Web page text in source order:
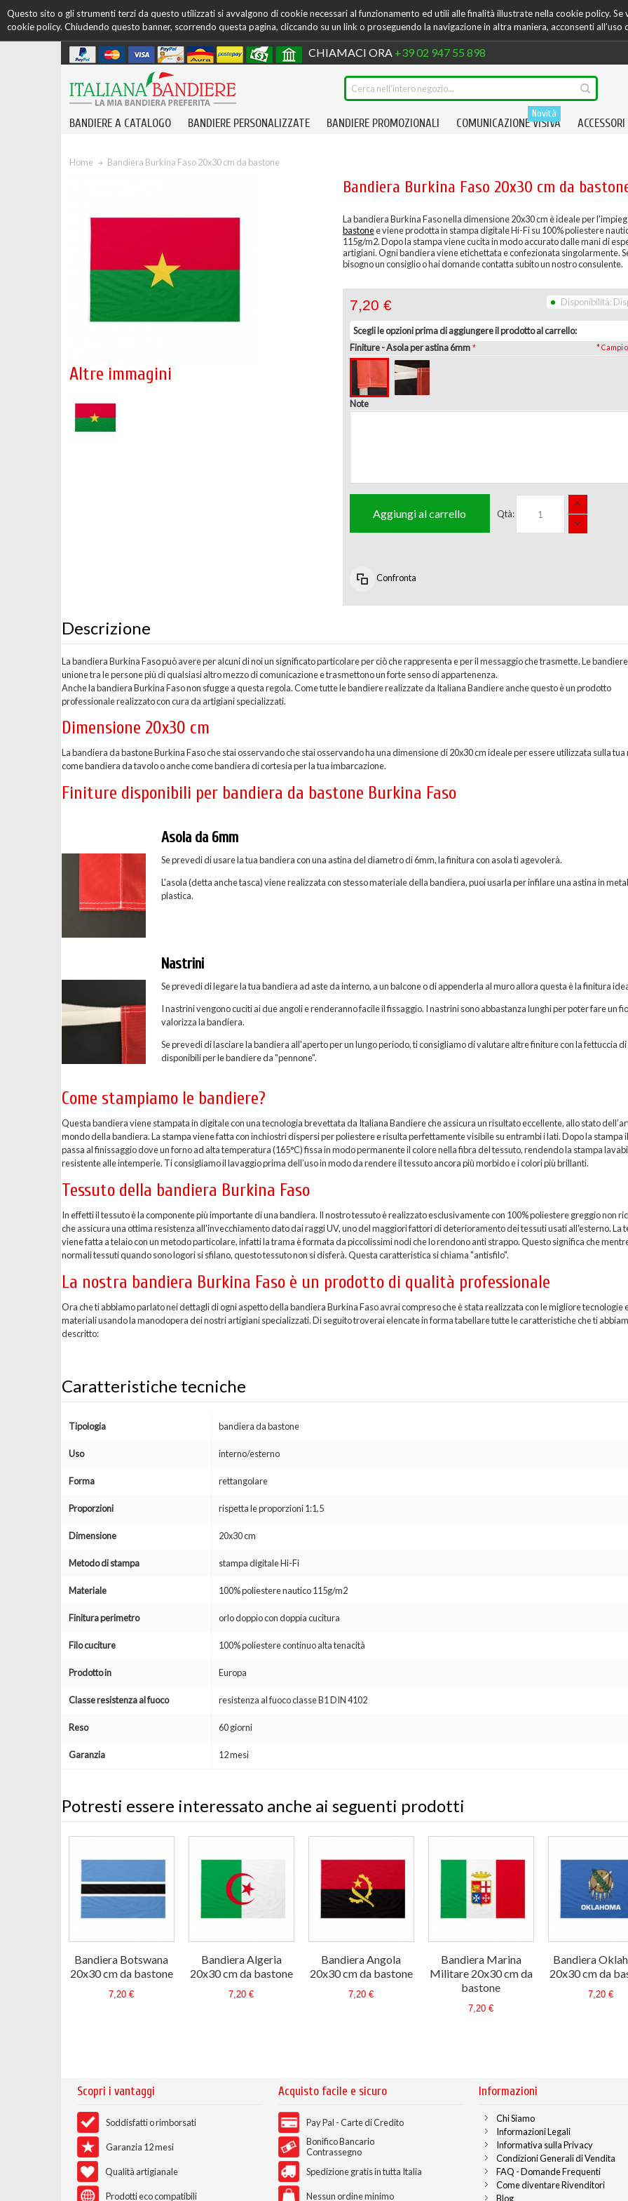
Questo sito o gli strumenti terzi da questo utilizzati si avvalgono di cookie necessari al funzionamento ed utili alle finalità illustrate nella cookie policy. Se
cookie policy. Chiudendo questo banner, scorrendo questa pagina, cliccando su un link o proseguendo la navigazione in altra maniera, acconsenti all’uso
CHIAMACI ORA +39 02 947 55 898
BANDIERE A CATALOGO BANDIERE PERSONALIZZATE BANDIERE PROMOZIONALI COMUNICAZIONE VISIVA
Novità
ACCESSORI
Home Bandiera Burkina Faso 20x30 cm da bastone
Altre immagini
Bandiera Burkina Faso 20x30 cm da
La bandiera Burkina Faso nella dimensione 20x30 cm è ideale per
bastonee viene prodotta in stampa digitale Hi-Fi su 100% poliestere
115g/m2. Dopo la stampa viene cucita in modo accurato dalle mani di
artigiani. Ogni bandiera viene etichettata e confezionata singolarmente.
bisogno un consiglio o hai domande contatta subito un nostro consulente.
Disponibilità:
7,20 €
Scegli le opzioni prima di aggiungere il prodotto al carrello:
Finiture- Asola per astina 6mm
Note
* Campi
Qtà:
Aggiungi al carrello
Confronta
Descrizione
La bandiera Burkina Faso può avere per alcuni di noi un significato particolare per ciò che rappresenta e per il messaggio che trasmette. Le
unione tra le persone più di qualsiasi altro mezzo di comunicazione e trasmettono un forte senso di appartenenza.
Anche la bandiera Burkina Faso non sfugge a questa regola. Come tutte le bandiere realizzate da Italiana Bandiere anche questo è un prodotto
professionale realizzato con cura da artigiani specializzati.
Dimensione 20x30 cm
La bandiera da bastone Burkina Faso che stai osservando che stai osservando ha una dimensione di 20x30 cm ideale per essere utilizzata sulla tua
come bandiera da tavolo o anche come bandiera di cortesia per la tua imbarcazione.
Finiture disponibili per bandiera da bastone Burkina Faso
Asola da 6mm
Se prevedi di usare la tua bandiera con una astina del diametro di 6mm, la finitura con asola ti agevolerà.
L'asola (detta anche tasca) viene realizzata con stesso materiale della bandiera, puoi usarla per infilare una astina in
plastica.
Nastrini
Se prevedi di legare la tua bandiera ad aste da interno, a un balcone o di appenderla al muro allora questa è la finitura
I nastrini vengono cuciti ai due angoli e renderanno facile il fissaggio. I nastrini sono abbastanza lunghi per poter fare un
valorizza la bandiera.
Se prevedi di lasciare la bandiera all'aperto per un lungo periodo, ti consigliamo di valutare altre finiture con la fettuccia
disponibili per le bandiere da "pennone".
Come stampiamo le bandiere?
Questa bandiera viene stampata in digitale con una tecnologia brevettata da Italiana Bandiere che assicura un risultato eccellente, allo stato
mondo della bandiera. La stampa viene fatta con inchiostri dispersi per poliestere e risulta perfettamente visibile su entrambi i lati. Dopo la stampa
passa al finissaggio dove un forno ad alta temperatura (165°C) fissa in modo permanente il colore nella fibra del tessuto, rendendo la stampa
resistente alle intemperie. Ti consigliamo il lavaggio prima dell’uso in modo da rendere il tessuto ancora più morbido e i colori più brillanti.
Tessuto della bandiera Burkina Faso
In effetti il tessuto è la componente più importante di una bandiera. Il nostro tessuto è realizzato esclusivamente con 100% poliestere greggio non
che assicura una ottima resistenza all'invecchiamento dato dai raggi UV, uno del maggiori fattori di deterioramento dei tessuti usati all'esterno. La
viene fatta a telaio con un metodo particolare, infatti la trama è formata da piccolissimi nodi che lo rendono anti strappo. Questo significa che
normali tessuti quando sono logori si sfilano, questo tessuto non si disferà. Questa caratteristica si chiama "antisfilo".
La nostra bandiera Burkina Faso è un prodotto di qualità professionale
Ora che ti abbiamo parlato nei dettagli di ogni aspetto della bandiera Burkina Faso avrai compreso che è stata realizzata con le migliore tecnologie
materiali usando la manodopera dei nostri artigiani specializzati. Di seguito troverai elencate in forma tabellare tutte le caratteristiche che ti
descritto:
Caratteristiche tecniche
Tipologia bandiera da bastone
Uso interno/esterno
Forma rettangolare
Proporzioni rispetta le proporzioni 1:1,5
Dimensione 20x30 cm
Metodo di stampa stampa digitale Hi-Fi
Materiale 100% poliestere nautico 115g/m2
Finitura perimetro orlo doppio con doppia cucitura
Filo cuciture 100% poliestere continuo alta tenacità
Prodotto in Europa
Classe resistenza al fuoco resistenza al fuoco classe B1 DIN 4102
Reso 60 giorni
Garanzia 12 mesi
Potresti essere interessato anche ai seguenti prodotti
Bandiera Botswana
20x30 cm da bastone
7,20 €
Bandiera Algeria
20x30 cm da bastone
7,20 €
Bandiera Angola
20x30 cm da bastone
7,20 €
Bandiera Marina
Militare 20x30 cm da
bastone
7,20 €
Bandiera
20x30 cm da
7,20 €
Scopri i vantaggi
Soddisfatti o rimborsati
Garanzia 12 mesi
Qualità artigianale
Prodotti eco compatibili
Acquisto facile e sicuro
Pay Pal - Carte di Credito
Bonifico Bancario
Contrassegno
Spedizione gratis in tutta Italia
Nessun ordine minimo
Informazioni
Chi Siamo
Informazioni Legali
Informativa sulla Privacy
Condizioni Generali di Vendita
FAQ - Domande Frequenti
Come diventare Rivenditori
Blog